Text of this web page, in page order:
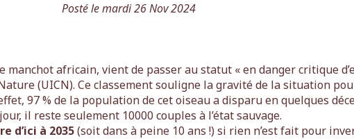
Posté le mardi 26 Nov 2024
manchot africain, vient de passer au statut « en danger critique
(UICN). Ce classement souligne la gravité de la situation
97 % de la population de cet oiseau a disparu en quelques
il reste seulement 10000 couples à l’état sauvage.
d’ici à 2035(soit dans à peine 10 ans !) si rien n’est fait pour